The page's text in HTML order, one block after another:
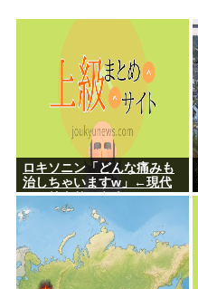
ロキソニン「どんな痛みも
治しちゃいますw」←現代
のエリクサーやろ…